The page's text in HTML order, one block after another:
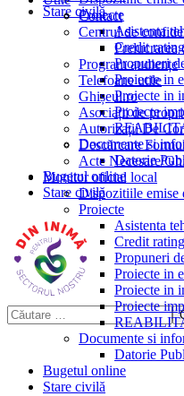
Stare civilă
Proiecte
Asistenta
Credit
Propuneri
Proiecte in
Proiecte in
Proiecte
Documente si
Datorie
Bugetul online
Stare civilă
Contact
Centrul de
Prelucrarea
Program audiențe
Telefoane utile
Ghișeul.ro
Asociații de
Autorizații De
Descărcare
Acte Necesare/
Monitor oficial local
Dispozitiile emise
Proiecte
Asistenta
Credit
Propuneri
Proiecte in
Proiecte in
Proiecte
Documente si
Datorie
Bugetul online
Stare civilă